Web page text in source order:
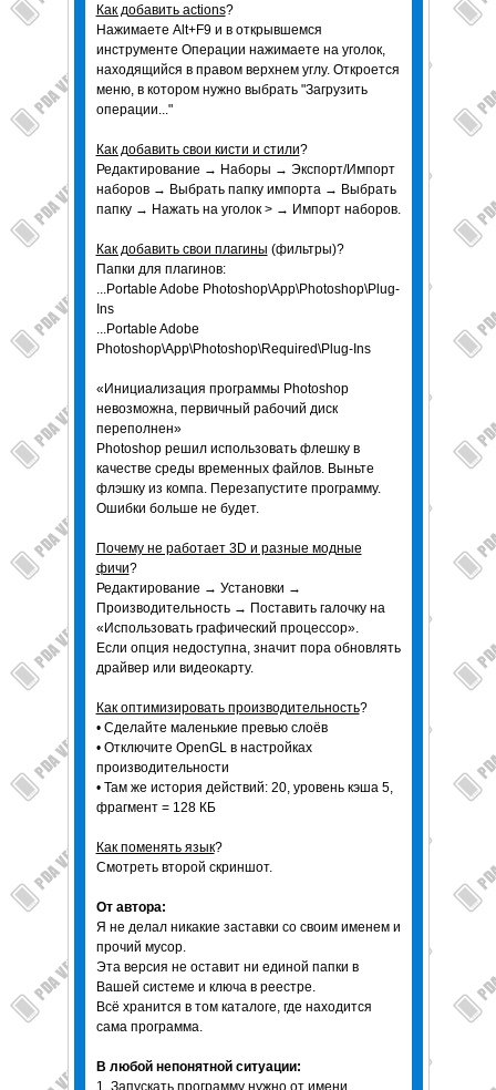
Как добавить actions?
Нажимаете Alt+F9 и в открывшемся
инструменте Операции нажимаете на уголок,
находящийся в правом верхнем углу. Откроется
меню, в котором нужно выбрать "Загрузить
операции..."
Как добавить свои кисти и стили?
Редактирование → Наборы → Экспорт/Импорт
наборов → Выбрать папку импорта → Выбрать
папку → Нажать на уголок > → Импорт наборов.
Как добавить свои плагины (фильтры)?
Папки для плагинов:
...Portable Adobe Photoshop\App\Photoshop\Plug-
Ins
...Portable Adobe
Photoshop\App\Photoshop\Required\Plug-Ins
«Инициализация программы Photoshop
невозможна, первичный рабочий диск
переполнен»
Photoshop решил использовать флешку в
качестве среды временных файлов. Выньте
флэшку из компа. Перезапустите программу.
Ошибки больше не будет.
Почему не работает 3D и разные модные
фичи?
Редактирование → Установки →
Производительность → Поставить галочку на
«Использовать графический процессор».
Если опция недоступна, значит пора обновлять
драйвер или видеокарту.
Как оптимизировать производительность?
• Сделайте маленькие превью слоёв
• Отключите OpenGL в настройках
производительности
• Там же история действий: 20, уровень кэша 5,
фрагмент = 128 КБ
Как поменять язык?
Смотреть второй скриншот.
От автора:
Я не делал никакие заставки со своим именем и
прочий мусор.
Эта версия не оставит ни единой папки в
Вашей системе и ключа в реестре.
Всё хранится в том каталоге, где находится
сама программа.
В любой непонятной ситуации:
1. Запускать программу нужно от имени